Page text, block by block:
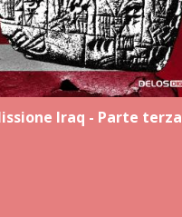
Iraq - Parte terza